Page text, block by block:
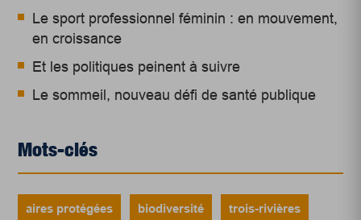
Le sport professionnel féminin : en mouvement,
en croissance
Et les politiques peinent à suivre
Le sommeil, nouveau défi de santé publique
Mots-clés
aires protégées biodiversité trois-rivières